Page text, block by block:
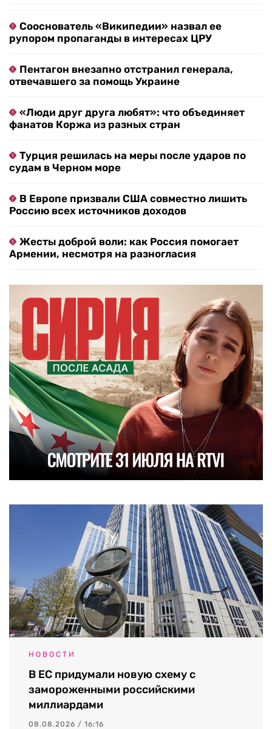
Сооснователь «Википедии» назвал ее
рупором пропаганды в интересах ЦРУ
Пентагон внезапно отстранил генерала,
отвечавшего за помощь Украине
«Люди друг друга любят»: что объединяет
фанатов Коржа из разных стран
Турция решилась на меры после ударов по
судам в Черном море
В Европе призвали США совместно лишить
Россию всех источников доходов
Жесты доброй воли: как Россия помогает
Армении, несмотря на разногласия
НОВОСТИ
В ЕС придумали новую схему с
замороженными российскими
миллиардами
08.08.2026 / 16:16